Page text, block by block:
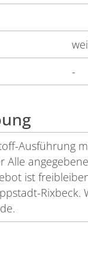
-
Ausführung
Alle
ist
Rixbeck.